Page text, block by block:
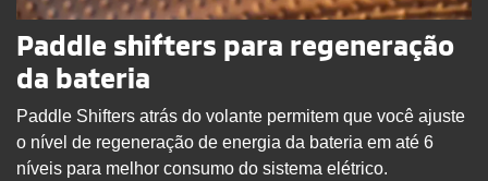
Paddle shifters para regeneração
da bateria
Paddle Shifters atrás do volante permitem que você ajuste
o nível de regeneração de energia da bateria em até 6
níveis para melhor consumo do sistema elétrico.